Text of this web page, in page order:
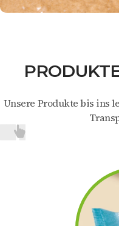
Unsere Produkte bis ins